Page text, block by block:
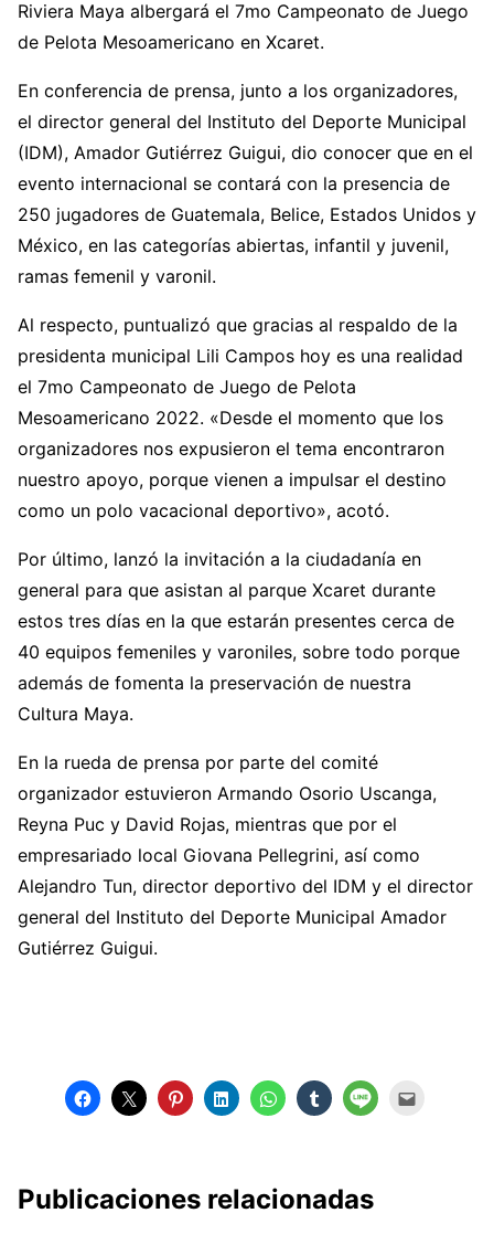
Riviera Maya albergará el 7mo Campeonato de Juego
de Pelota Mesoamericano en Xcaret.
En conferencia de prensa, junto a los organizadores,
el director general del Instituto del Deporte Municipal
(IDM), Amador Gutiérrez Guigui, dio conocer que en el
evento internacional se contará con la presencia de
250 jugadores de Guatemala, Belice, Estados Unidos y
México, en las categorías abiertas, infantil y juvenil,
ramas femenil y varonil.
Al respecto, puntualizó que gracias al respaldo de la
presidenta municipal Lili Campos hoy es una realidad
el 7mo Campeonato de Juego de Pelota
Mesoamericano 2022. «Desde el momento que los
organizadores nos expusieron el tema encontraron
nuestro apoyo, porque vienen a impulsar el destino
como un polo vacacional deportivo», acotó.
Por último, lanzó la invitación a la ciudadanía en
general para que asistan al parque Xcaret durante
estos tres días en la que estarán presentes cerca de
40 equipos femeniles y varoniles, sobre todo porque
además de fomenta la preservación de nuestra
Cultura Maya.
En la rueda de prensa por parte del comité
organizador estuvieron Armando Osorio Uscanga,
Reyna Puc y David Rojas, mientras que por el
empresariado local Giovana Pellegrini, así como
Alejandro Tun, director deportivo del IDM y el director
general del Instituto del Deporte Municipal Amador
Gutiérrez Guigui.
Publicaciones relacionadas